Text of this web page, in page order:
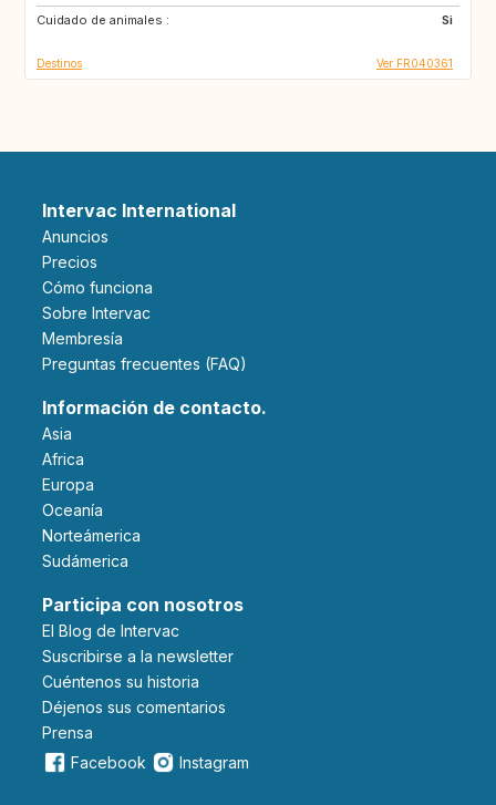
Cuidado de animales :
Si
Destinos Ver FR040361
Intervac International
Anuncios
Precios
Cómo funciona
Sobre Intervac
Membresía
Preguntas frecuentes (FAQ)
Información de contacto.
Asia
Africa
Europa
Oceanía
Norteámerica
Sudámerica
Participa con nosotros
El Blog de Intervac
Suscribirse a la newsletter
Cuéntenos su historia
Déjenos sus comentarios
Prensa
Facebook
Instagram